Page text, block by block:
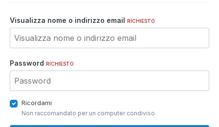
Visualizza nome o indirizzo email RICHIESTO
Password RICHIESTO
Ricordami
Non raccomandato per un computer condiviso